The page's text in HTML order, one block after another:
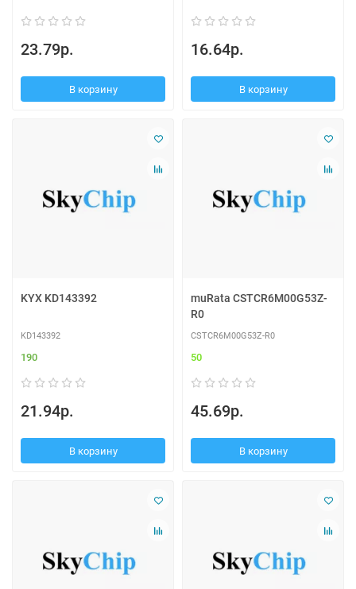
23.79р.
В корзину
16.64р.
В корзину
KYX KD143392
KD143392
190
21.94р.
В корзину
muRata CSTCR6M00G53Z-
R0
CSTCR6M00G53Z-R0
50
45.69р.
В корзину